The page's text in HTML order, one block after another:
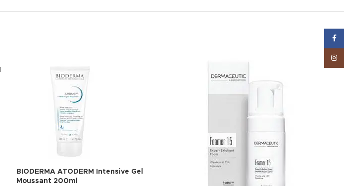
BIODERMA ATODERM Intensive Gel
Moussant 200ml